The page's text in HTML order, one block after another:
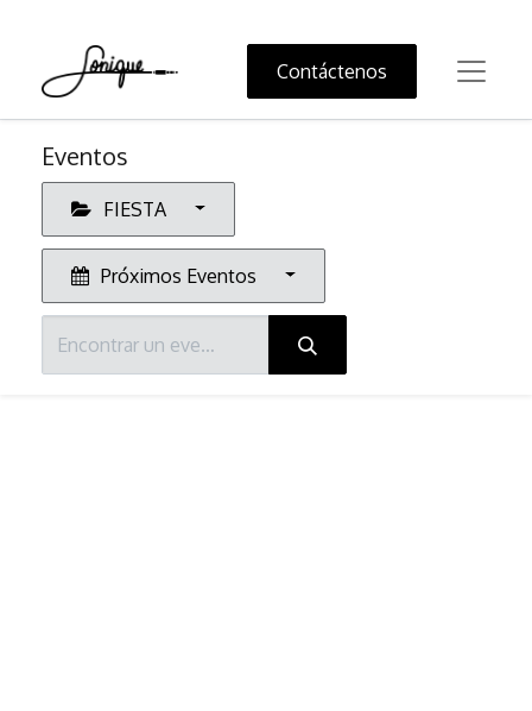
Contáctenos
Eventos
FIESTA
Próximos Eventos